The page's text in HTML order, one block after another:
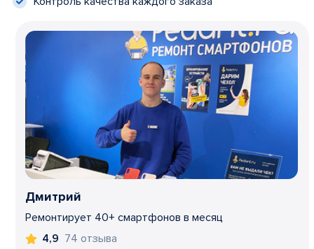
Дмитрий
Ремонтирует 40+ смартфонов в месяц
4,9 74 отзыва